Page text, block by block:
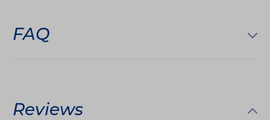
FAQ
Reviews